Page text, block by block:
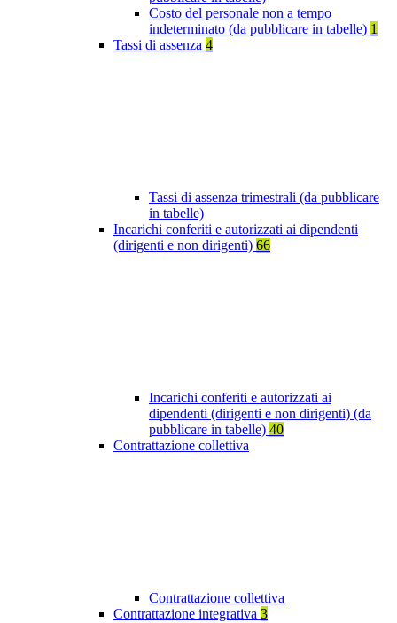
Costo del personale non a tempo
indeterminato (da pubblicare in tabelle) 1
Tassi di assenza 4
Tassi di assenza trimestrali (da pubblicare
in tabelle)
Incarichi conferiti e autorizzati ai dipendenti
(dirigenti e non dirigenti) 66
Incarichi conferiti e autorizzati ai
dipendenti (dirigenti e non dirigenti) (da
pubblicare in tabelle) 40
Contrattazione collettiva
Contrattazione collettiva
Contrattazione integrativa 3